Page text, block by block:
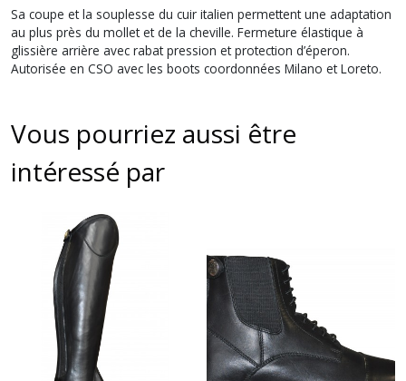
Sa coupe et la souplesse du cuir italien permettent une adaptation
au plus près du mollet et de la cheville. Fermeture élastique à
glissière arrière avec rabat pression et protection d’éperon.
Autorisée en CSO avec les boots coordonnées Milano et Loreto.
Vous pourriez aussi être
intéressé par